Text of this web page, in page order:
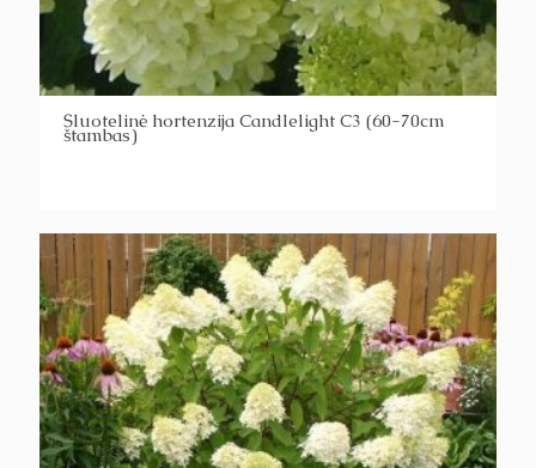
Šluotelinė hortenzija Candlelight C3 (60-70cm
štambas)